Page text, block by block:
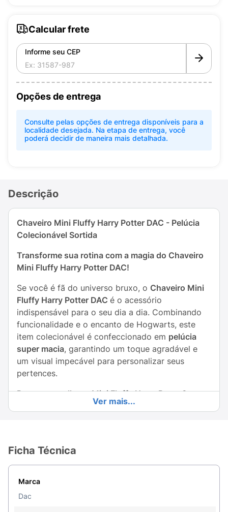
Calcular frete
Informe seu CEP
Opções de entrega
Consulte pelas opções de entrega disponíveis para a
localidade desejada. Na etapa de entrega, você
poderá decidir de maneira mais detalhada.
Descrição
Chaveiro Mini Fluffy Harry Potter DAC - Pelúcia
Colecionável Sortida
Transforme sua rotina com a magia do Chaveiro
Mini Fluffy Harry Potter DAC!
Se você é fã do universo bruxo, o Chaveiro Mini
Fluffy Harry Potter DAC é o acessório
indispensável para o seu dia a dia. Combinando
funcionalidade e o encanto de Hogwarts, este
item colecionável é confeccionado em pelúcia
super macia, garantindo um toque agradável e
um visual impecável para personalizar seus
pertences.
Por que escolher o Mini Fluffy Harry Potter?
Funcionalidade Mágica:Muito mais que um
para organizar itens essenciais como fones de
ouvido, moedas ou protetores labiais.
Versatilidade de Uso:
pendurar, ele é ideal para dar um toque de
Ver mais...
Ficha Técnica
Marca
Dac